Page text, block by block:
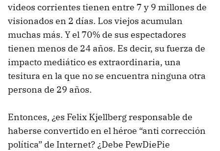
videos corrientes tienen entre 7 y 9 millones de
visionados en 2 días. Los viejos acumulan
muchas más. Y el 70% de sus espectadores
tienen menos de 24 años. Es decir, su fuerza de
impacto mediático es extraordinaria, una
tesitura en la que no se encuentra ninguna otra
persona de 29 años.
Entonces, ¿es Felix Kjellberg responsable de
haberse convertido en el héroe “anti corrección
política” de Internet? ¿Debe PewDiePie